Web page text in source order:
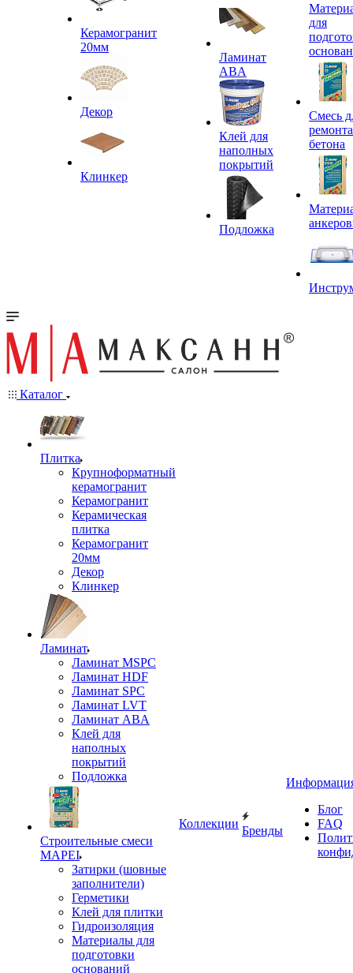
Керамогранит
20мм
Декор
Клинкер
Ламинат
ABA
Клей для
наполных
покрытий
Подложка
для
Смесь
ремонта
бетона
Каталог
Плитка
Крупноформатный
керамогранит
Керамогранит
Керамическая
плитка
Керамогранит
20мм
Декор
Клинкер
Ламинат
Ламинат MSPC
Ламинат HDF
Ламинат SPC
Ламинат LVT
Ламинат ABA
Клей для
наполных
покрытий
Подложка
Строительные смеси
MAPEI
Затирки (шовные
заполнители)
Герметики
Клей для плитки
Гидроизоляция
Материалы для
подготовки
оснований
Коллекции
Бренды
Блог
FAQ